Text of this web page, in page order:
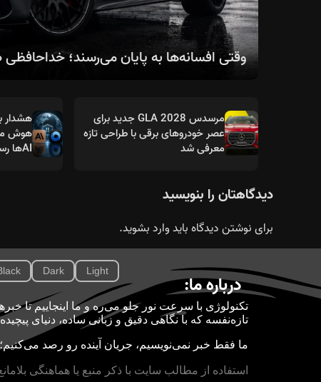
وقتی افسانه‌ها به پایان می‌رسند؛ خداحافظی صنعت خودرو
مرسدس GLA 2028 جدید برای
عصر خودروهای برقی با طراحی تازه
معرفی شد
هشدار
هوش
AIها رسیده است؟
دیدگاهتان را بنویسید
برای نوشتن دیدگاه بایدوارد بشوید.
Light
Dark
درباره ما:
تازه‌نفسه که با نگاهی دقیق و زبانی ساده، دنیای
ما فقط خبر نمی‌نویسیم، جریان آینده رو رصد
استفاده از مطالب سایت با ذکر منبع یا هماهنگی